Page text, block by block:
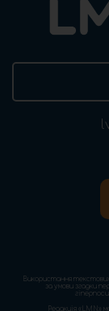
Використання текстових
за умови згадки
Редакція «LMN»